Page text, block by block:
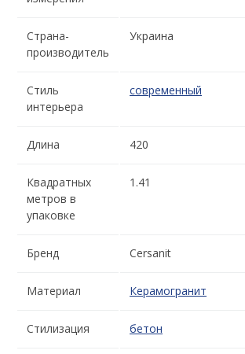
Страна-
производитель
Украина
Стиль
интерьера
современный
Длина 420
Квадратных
метров в
упаковке
1.41
Бренд Cersanit
Материал Керамогранит
Стилизация бетон